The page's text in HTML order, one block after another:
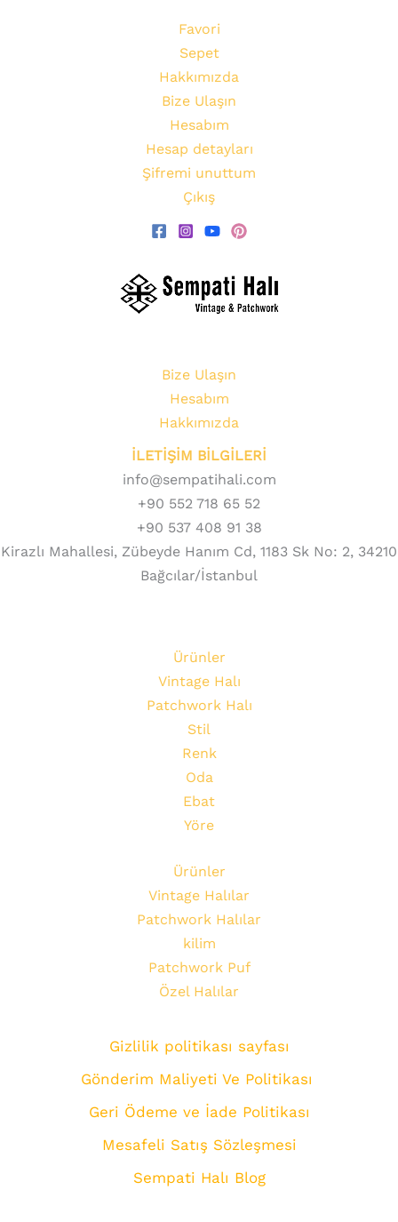
Favori
Sepet
Hakkımızda
Bize Ulaşın
Hesabım
Hesap detayları
Şifremi unuttum
Çıkış
Bize Ulaşın
Hesabım
Hakkımızda
İLETİŞİM BİLGİLERİ
info@sempatihali.com
+90 552 718 65 52
+90 537 408 91 38
Kirazlı Mahallesi, Zübeyde Hanım Cd, 1183 Sk No: 2, 34210
Bağcılar/İstanbul
Ürünler
Vintage Halı
Patchwork Halı
Stil
Renk
Oda
Ebat
Yöre
Ürünler
Vintage Halılar
Patchwork Halılar
kilim
Patchwork Puf
Özel Halılar
Gizlilik politikası sayfası
Gönderim Maliyeti Ve Politikası
Geri Ödeme ve İade Politikası
Mesafeli Satış Sözleşmesi
Sempati Halı Blog